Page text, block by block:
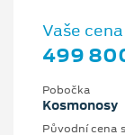
Vaše
499
Pobočka
Kosmonosy
Původní cena